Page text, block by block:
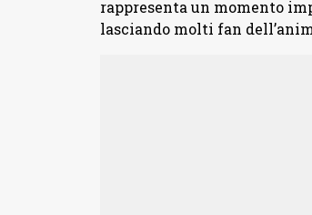
rappresenta un momento
lasciando molti fan